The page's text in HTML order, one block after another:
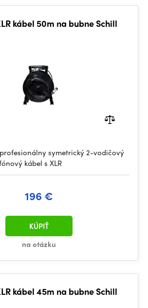
kábel 50m na bubne Schill
symetrický 2-vodičový
kábel s XLR
196 €
na otázku
KÚPIŤ
kábel 45m na bubne Schill